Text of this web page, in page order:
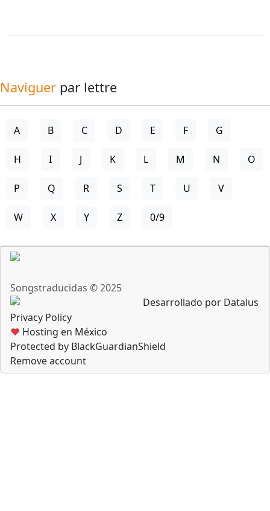
Naviguer par lettre
A B C D E F G
H I J K L M N O
P Q R S T U V
W X Y Z 0/9
Songstraducidas © 2025
Desarrollado por Datalus
Privacy Policy
♥ Hosting en México
Protected by BlackGuardianShield
Remove account